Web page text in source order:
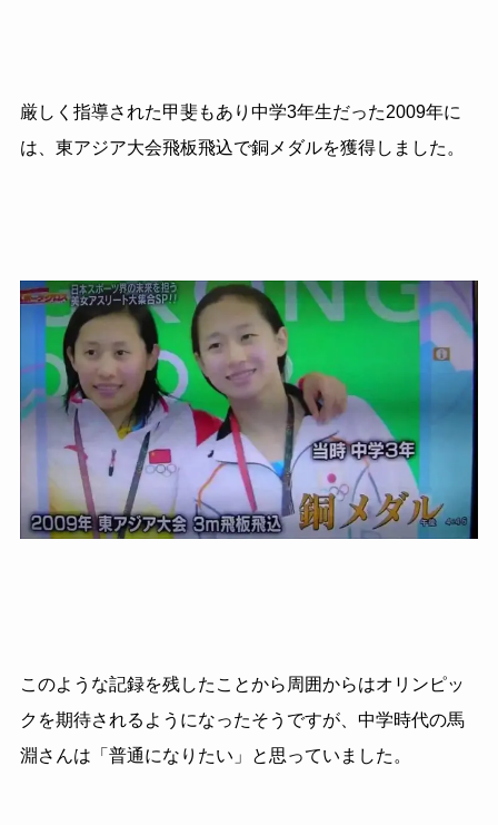
厳しく指導された甲斐もあり中学3年生だった2009年に
は、東アジア大会飛板飛込で銅メダルを獲得しました。
このような記録を残したことから周囲からはオリンピッ
クを期待されるようになったそうですが、中学時代の馬
淵さんは「普通になりたい」と思っていました。